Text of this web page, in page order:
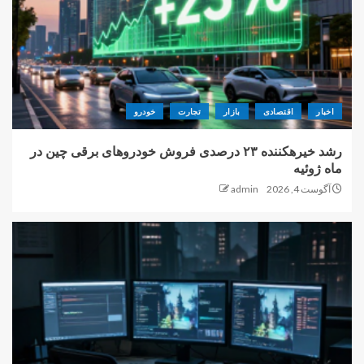
اخبار اقتصادی بازار تجارت خودرو
رشد خیرهکننده ۲۳ درصدی فروش خودروهای برقی چین در
ماه ژوئیه
آگوست 4, 2026 admin